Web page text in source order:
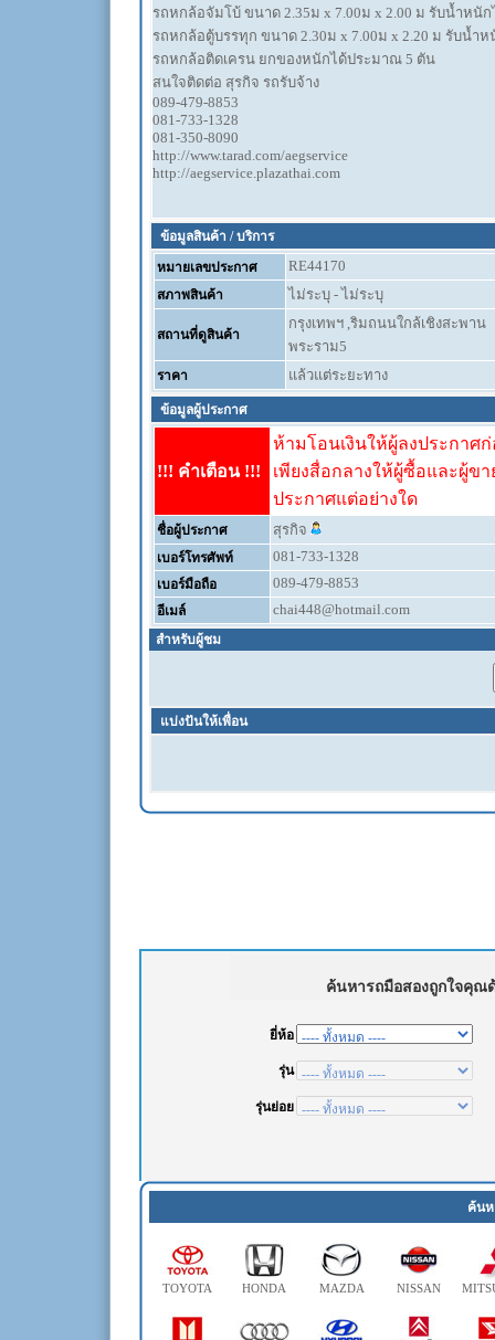
รถหกล้อจัมโบ้ ขนาด 2.35ม x 7.00ม x 2.00 ม รับน้ำหนัก
รถหกล้อตู้บรรทุก ขนาด 2.30ม x 7.00ม x 2.20 ม รับน้ำห
รถหกล้อติดเครน ยกของหนักได้ประมาณ 5 ตัน
สนใจติดต่อ สุรกิจ รถรับจ้าง
089-479-8853
081-733-1328
081-350-8090
http://www.tarad.com/aegservice
http://aegservice.plazathai.com
ข้อมูลสินค้า / บริการ
หมายเลขประกาศ
RE44170
สภาพสินค้า ไม่ระบุ - ไม่ระบุ
สถานที่ดูสินค้า
กรุงเทพฯ ,ริมถนนใกล้เชิงสะพาน
พระราม5
ราคา แล้วแต่ระยะทาง
ข้อมูลผู้ประกาศ
!!! คำเตือน !!!
ห้ามโอนเงินให้ผู้ลงประกาศ
เพียงสื่อกลางให้ผู้ซื้อและผู้ข
ประกาศแต่อย่างใด
ชื่อผู้ประกาศ สุรกิจ
เบอร์โทรศัพท์ 081-733-1328
เบอร์มือถือ 089-479-8853
อีเมล์ chai448@hotmail.com
สำหรับผู้ชม
แบ่งปันให้เพื่อน
ค้น
TOYOTA HONDA MAZDA NISSAN